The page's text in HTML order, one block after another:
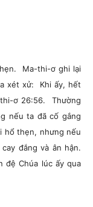
Ma-thi-ơ ghi lại
xét xử: Khi ấy, hết
ơ 26:56. Thường
nếu ta đã cố gắng
hổ thẹn, nhưng nếu
đắng và ân hận.
đệ Chúa lúc ấy qua